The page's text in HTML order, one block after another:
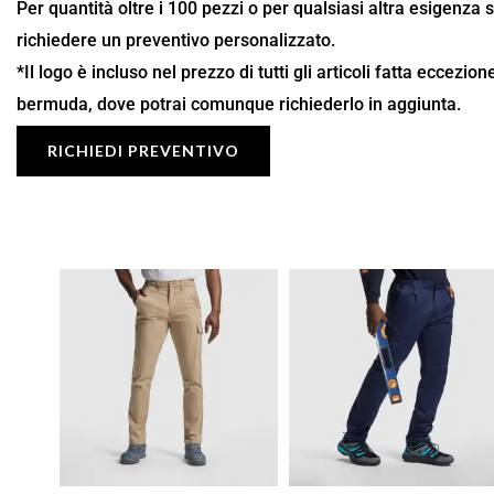
Per quantità oltre i 100 pezzi o per qualsiasi altra esigenza
richiedere un preventivo personalizzato.
*Il logo è incluso nel prezzo di tutti gli articoli fatta
bermuda, dove potrai comunque richiederlo in aggiunta.
RICHIEDI PREVENTIVO
Fascia
di
prezzo:
17,71 €
a
25,30 €
Fascia
prezzo:
da
14,80 €
a
21,14 €